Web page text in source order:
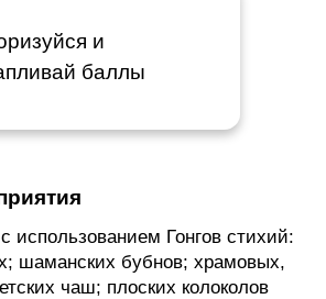
и
баллы
использованием Гонгов стихий:
шаманских бубнов; храмовых,
чаш; плоских колоколов